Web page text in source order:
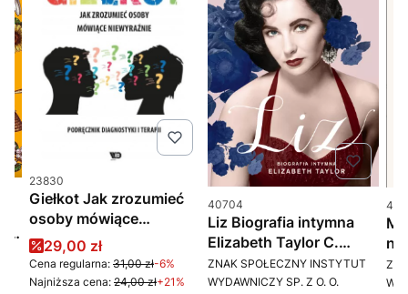
Kod produktu
23830
Giełkot Jak zrozumieć
osoby mówiące
niewyraźnie
Cena promocyjna
29,00 zł
Cena regularna: 31,00 zł-6%
Najniższa cena: 24,00 zł+21%
Kod produktu
40704
Liz Biografia intymna
Elizabeth Taylor C.
David Heymann
PRODUCENT
ZNAK SPOŁECZNY INSTYTUT
WYDAWNICZY SP. Z O. O.